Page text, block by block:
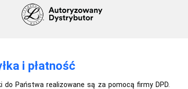
i płatność
do Państwa realizowane są za pomocą firmy DPD.